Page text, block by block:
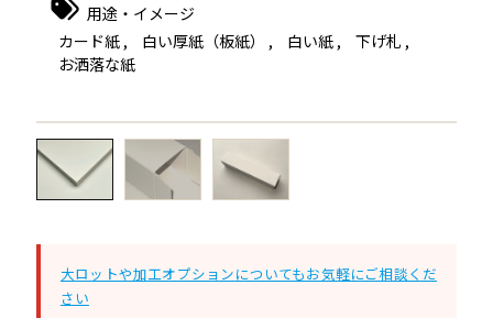
用途・イメージ
カード紙 , 白い厚紙（板紙） , 白い紙 , 下げ札 ,
お洒落な紙
← →
大ロットや加工オプションについてもお気軽にご相談くだ
さい